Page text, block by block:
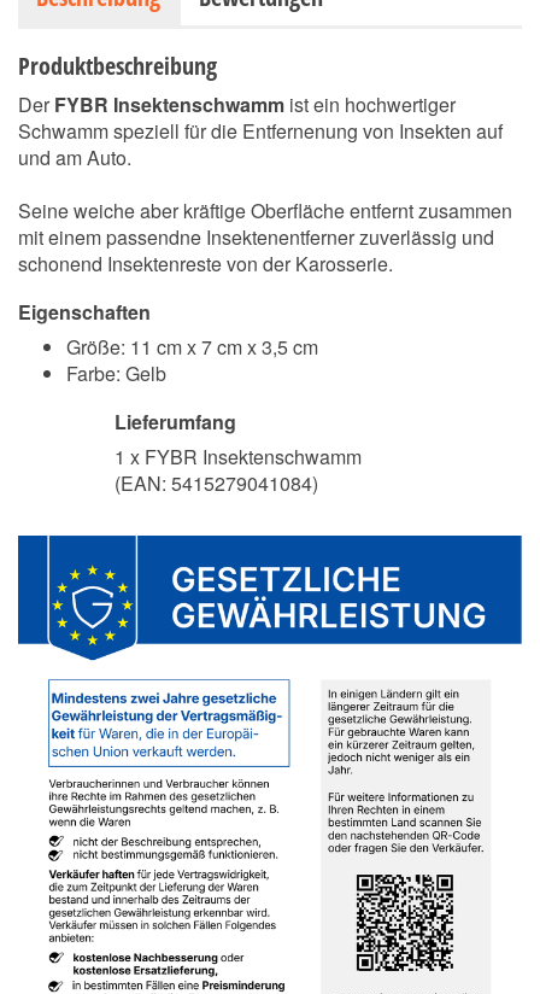
Produktbeschreibung
Der FYBR Insektenschwamm ist ein hochwertiger
Schwamm speziell für die Entfernenung von Insekten auf
und am Auto.
Seine weiche aber kräftige Oberfläche entfernt zusammen
mit einem passendne Insektenentferner zuverlässig und
schonend Insektenreste von der Karosserie.
Eigenschaften
Größe: 11 cm x 7 cm x 3,5 cm
Farbe: Gelb
Lieferumfang
1 x FYBR Insektenschwamm
(EAN: 5415279041084)